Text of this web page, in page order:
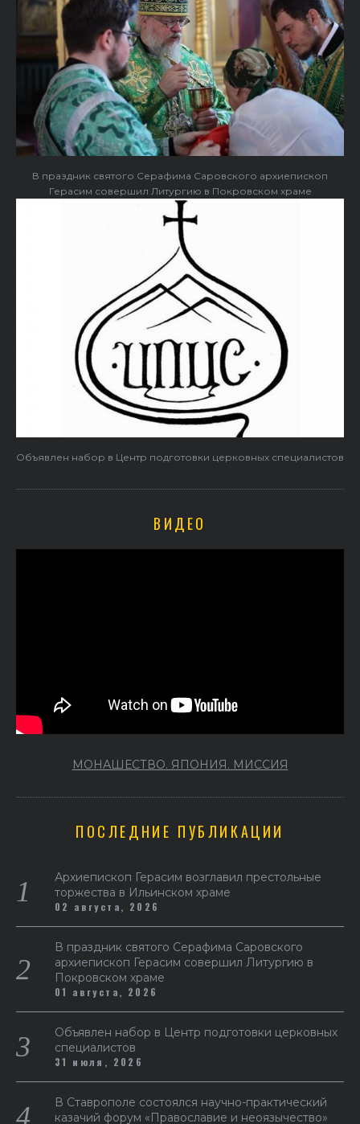
В праздник святого Серафима Саровского архиепископ
Герасим совершил Литургию в Покровском храме
Объявлен набор в Центр подготовки церковных специалистов
ВИДЕО
МОНАШЕСТВО. ЯПОНИЯ. МИССИЯ
ПОСЛЕДНИЕ ПУБЛИКАЦИИ
Архиепископ Герасим возглавил престольные
торжества в Ильинском храме
02 августа, 2026
В праздник святого Серафима Саровского
архиепископ Герасим совершил Литургию в
Покровском храме
01 августа, 2026
Объявлен набор в Центр подготовки церковных
специалистов
31 июля, 2026
В Ставрополе состоялся научно-практический
казачий форум «Православие и неоязычество»